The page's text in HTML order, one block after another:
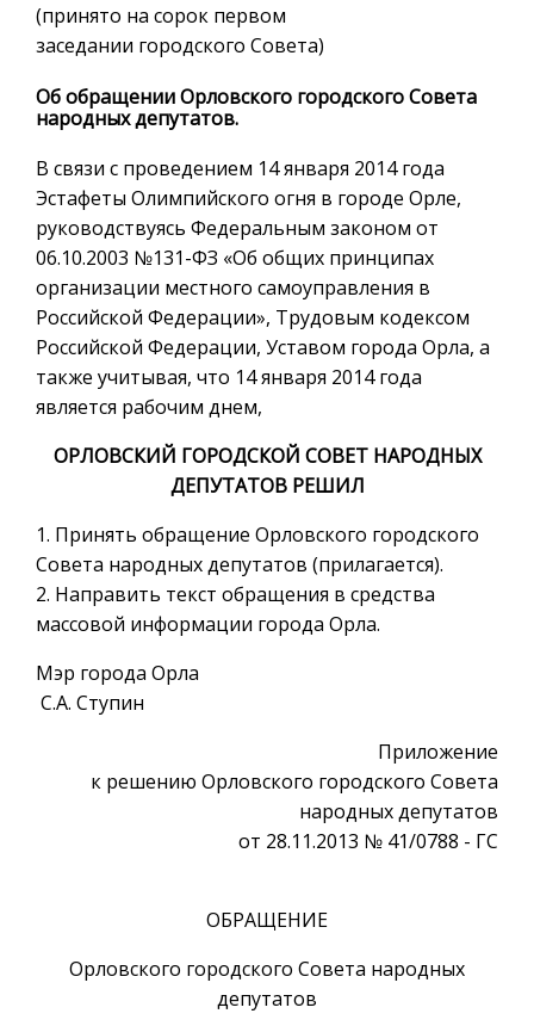
(принято на сорок первом
заседании городского Совета)
Об обращении Орловского городского Совета
народных депутатов.
В связи с проведением 14 января 2014 года
Эстафеты Олимпийского огня в городе Орле,
руководствуясь Федеральным законом от
06.10.2003 №131-ФЗ «Об общих принципах
организации местного самоуправления в
Российской Федерации», Трудовым кодексом
Российской Федерации, Уставом города Орла, а
также учитывая, что 14 января 2014 года
является рабочим днем,
ОРЛОВСКИЙ ГОРОДСКОЙ СОВЕТ НАРОДНЫХ
ДЕПУТАТОВ РЕШИЛ
1. Принять обращение Орловского городского
Совета народных депутатов (прилагается).
2. Направить текст обращения в средства
массовой информации города Орла.
Мэр города Орла
С.А. Ступин
Приложение
к решению Орловского городского Совета
народных депутатов
от 28.11.2013 № 41/0788 - ГС
ОБРАЩЕНИЕ
Орловского городского Совета народных
депутатов